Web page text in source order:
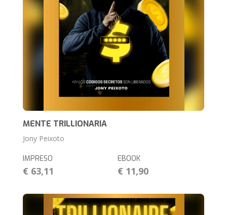
MENTE TRILLIONARIA
Jony Peixoto
IMPRESO
€ 63,11
EBOOK
€ 11,90